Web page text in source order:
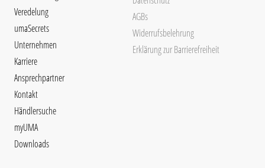
Veredelung
umaSecrets
Unternehmen
Karriere
Ansprechpartner
Kontakt
Händlersuche
myUMA
Downloads
AGBs
Widerrufsbelehrung
Erklärung zur Barrierefreiheit